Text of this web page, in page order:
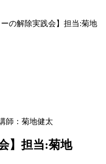
ーの解除実践会】担当:菊地
師：菊地健太
】担当:菊地